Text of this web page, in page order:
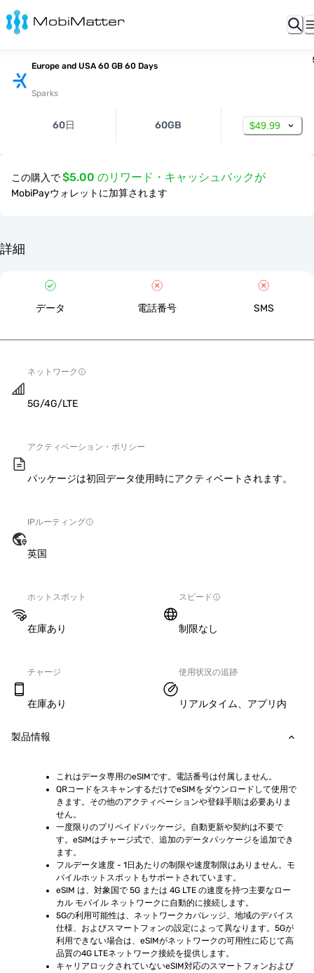
Europe and USA 60 GB 60 Days
Sparks
60日 60GB $49.99
この購入で$5.00 のリワード・キャッシュバックが
MobiPayウォレットに加算されます
詳細
データ 電話番号 SMS
ネットワーク
5G/4G/LTE
アクティベーション・ポリシー
パッケージは初回データ使用時にアクティベートされます。
IPルーティング
英国
ホットスポット
在庫あり
スピード
制限なし
チャージ
在庫あり
使用状況の追跡
リアルタイム、アプリ内
製品情報
これはデータ専用のeSIMです。電話番号は付属しません。
QRコードをスキャンするだけでeSIMをダウンロードして使用で
きます。その他のアクティベーションや登録手順は必要ありま
せん。
一度限りのプリペイドパッケージ。自動更新や契約は不要で
す。eSIMはチャージ式で、追加のデータパッケージを追加でき
ます。
フルデータ速度 - 1日あたりの制限や速度制限はありません。モ
バイルホットスポットもサポートされています。
eSIM は、対象国で 5G または 4G LTE の速度を持つ主要なロー
カル モバイル ネットワークに自動的に接続します。
5Gの利用可能性は、ネットワークカバレッジ、地域のデバイス
仕様、およびスマートフォンの設定によって異なります。5Gが
利用できない場合は、eSIMがネットワークの可用性に応じて高
品質の4G LTEネットワーク接続を提供します。
キャリアロックされていないeSIM対応のスマートフォンおよび